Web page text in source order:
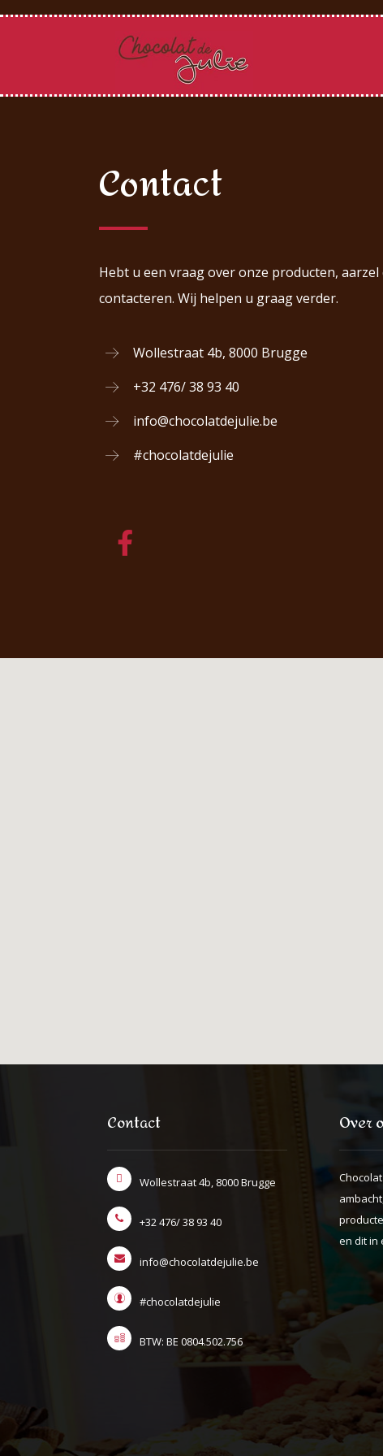
Contact
Hebt u een vraag over onze producten,
contacteren. Wij helpen u graag verder.
Wollestraat 4b, 8000 Brugge
+32 476/ 38 93 40
info@chocolatdejulie.be
#chocolatdejulie
Contact
Wollestraat 4b, 8000 Brugge
+32 476/ 38 93 40
info@chocolatdejulie.be
#chocolatdejulie
BTW: BE 0804.502.756
Over
en dit in